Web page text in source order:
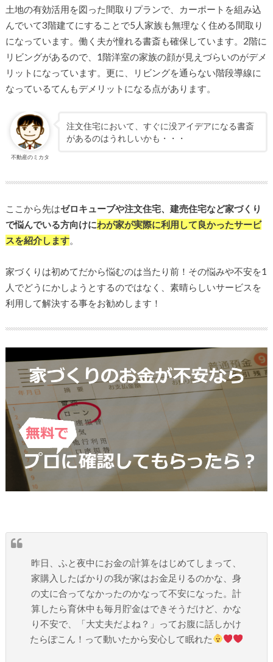
土地の有効活用を図った間取りプランで、カーポートを組み込
んでいて3階建てにすることで5人家族も無理なく住める間取り
になっています。働く夫が憧れる書斎も確保しています。2階に
リビングがあるので、1階洋室の家族の顔が見えづらいのがデメ
リットになっています。更に、リビングを通らない階段導線に
なっているてんもデメリットになる点があります。
不動産のミカタ
注文住宅において、すぐに没アイデアになる書斎
があるのはうれしいかも・・・
ここから先はゼロキューブや注文住宅、建売住宅など家づくり
で悩んでいる方向けにわが家が実際に利用して良かったサービ
スを紹介します。
家づくりは初めてだから悩むのは当たり前！その悩みや不安を1
人でどうにかしようとするのではなく、素晴らしいサービスを
利用して解決する事をお勧めします！
昨日、ふと夜中にお金の計算をはじめてしまって、
家購入したばかりの我が家はお金足りるのかな、身
の丈に合ってなかったのかなって不安になった。計
算したら育休中も毎月貯金はできそうだけど、かな
り不安で、「大丈夫だよね？」ってお腹に話しかけ
たらぽこん！って動いたから安心して眠れた